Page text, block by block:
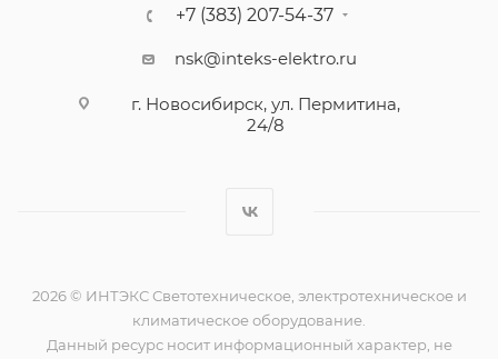
+7 (383) 207-54-37
nsk@inteks-elektro.ru
г. Новосибирск, ул. Пермитина,
24/8
2026 © ИНТЭКС Светотехническое, электротехническое и
климатическое оборудование.
Данный ресурс носит информационный характер, не